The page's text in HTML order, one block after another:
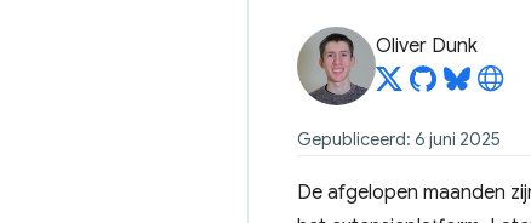
Oliver Dunk
Gepubliceerd: 6 juni 2025
De afgelopen maanden